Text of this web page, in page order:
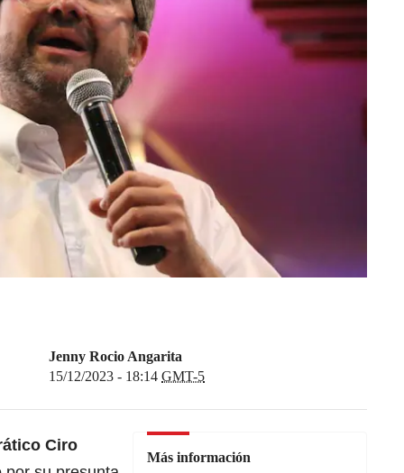
Jenny Rocio Angarita
15/12/2023 - 18:14 GMT-5
Más información
Ciro